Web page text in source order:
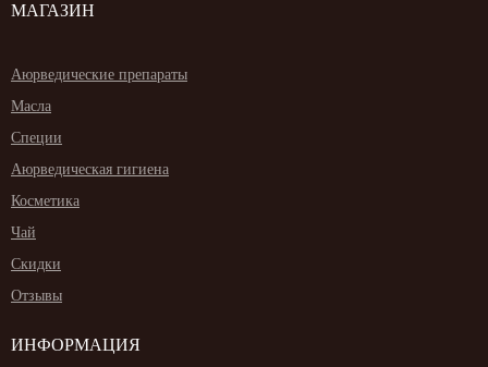
МАГАЗИН
Аюрведические препараты
Масла
Специи
Аюрведическая гигиена
Косметика
Чай
Скидки
Отзывы
ИНФОРМАЦИЯ